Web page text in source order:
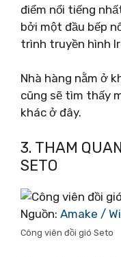
điểm nổi tiếng
bởi một đầu bếp
trình truyền hình
Nhà hàng nằm ở
cũng sẽ tìm thấy
khác ở đây.
3. THAM
SETO
Nguồn: Amake /
Công viên đồi gió Seto